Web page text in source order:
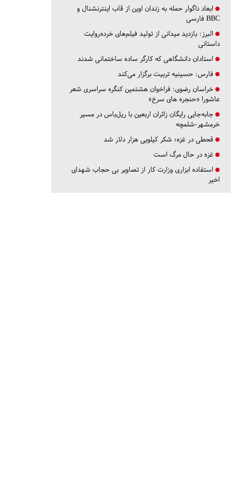
ابعاد ناگوار حمله به زندان اوین از قاب اینترنشنال و
BBC فارسی
البرز: بازدید میدانی از تولید فیلم‌های خرده‌روایت
داستانی
استادان دانشگاهی که کارگر ساده ساختمانی شدند
فارس: حسینیه تربیت برگزار می‌کند
خراسان رضوی: فراخوان هشتمین کنگره سراسری شعر
عاشورا «حنجره های سرخ»
جابه‌جایی رایگان زائران اربعین با ریل‌باس در مسیر
خرمشهر-شلمچه
قحطی در غزه؛ شکر کیلویی هزار دلار شد
غزه در حال مرگ است
استفاده ابزاری وزارت کار از تصاویر بی حجاب شهدای
اخیر